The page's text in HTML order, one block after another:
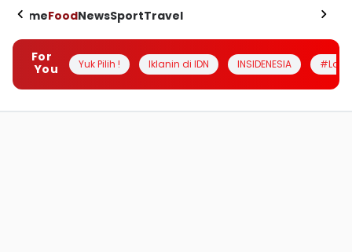
HomeFoodNewsSportTravel
For
You
Yuk Pilih ! Iklanin di IDN INSIDENESIA